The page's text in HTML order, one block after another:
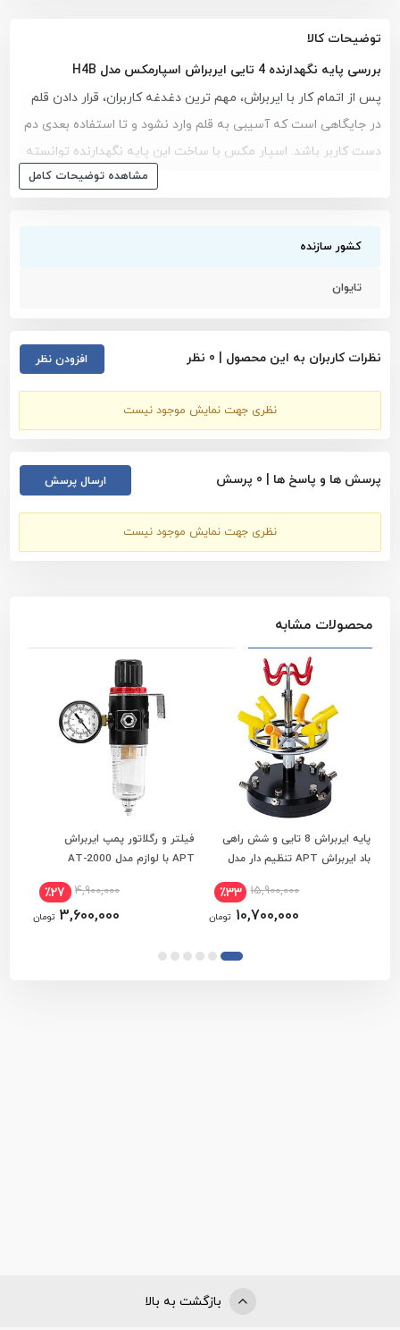
توضیحات کالا
بررسی پایه نگهدارنده 4 تایی ایربراش اسپارمکس مدل H4B
پس از اتمام کار با ایربراش، مهم ترین دغدغه کاربران، قرار دادن قلم
در جایگاهی است که آسیبی به قلم وارد نشود و تا استفاده بعدی دم
دست کاربر باشد. اسپار مکس با ساخت این پایه نگهدارنده توانسته
تا این نیاز کاربران را برطرف کند. از مهم ترین مزیت های این
باشد. گیره های نگهدارنده ایربراش که در بالای این ابزار قرار گرفته اند،
دارای روکش لاستیکی ضذ لغزش هستند تا هم موقعی که قلم
از مهم ترین ویژگی های این پایه، قابلیت اضافه شدن نگهدارنده
فیلتر رگلاتور است که میتواند به صورت جداگانه تهیه شود و بر روی
جویی در زمان، افزایش امنیت قلم ایربراش و ... است.
مشاهده تمام محصولات برنداسپارمکس - Sparmax
مشاهده توضیحات کامل
کشور سازنده
تایوان
نظرات کاربران به این محصول | 0 نظر افزودن نظر
نظری جهت نمایش موجود نیست
پرسش ها و پاسخ ها | 0 پرسش ارسال پرسش
نظری جهت نمایش موجود نیست
محصولات مشابه
افزودن به سبد خرید
پایه ایربراش 8 تایی و شش راهی
باد ایربراش APT تنظیم دار مدل
15,900,000 ٪33
10,700,000 تومان
افزودن به سبد خرید
فیلتر و رگلاتور پمپ ایربراش
APT با لوازم مدل AT-2000
4,900,000 ٪27
3,600,000 تومان
بازگشت به بالا